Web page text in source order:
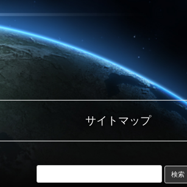
サイトマップ